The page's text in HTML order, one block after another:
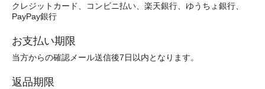
クレジットカード、コンビニ払い、楽天銀行、ゆうちょ銀行、
PayPay銀行
お支払い期限
当方からの確認メール送信後7日以内となります。
返品期限